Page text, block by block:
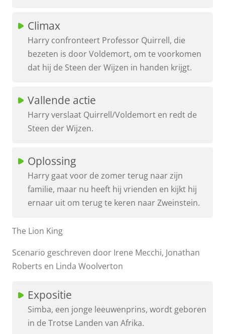
Climax
Harry confronteert Professor Quirrell, die
bezeten is door Voldemort, om te voorkomen
dat hij de Steen der Wijzen in handen krijgt.
Vallende actie
Harry verslaat Quirrell/Voldemort en redt de
Steen der Wijzen.
Oplossing
Harry gaat voor de zomer terug naar zijn
familie, maar nu heeft hij vrienden en kijkt hij
ernaar uit om terug te keren naar Zweinstein.
The Lion King
Scenario geschreven door Irene Mecchi, Jonathan
Roberts en Linda Woolverton
Expositie
Simba, een jonge leeuwenprins, wordt geboren
in de Trotse Landen van Afrika.